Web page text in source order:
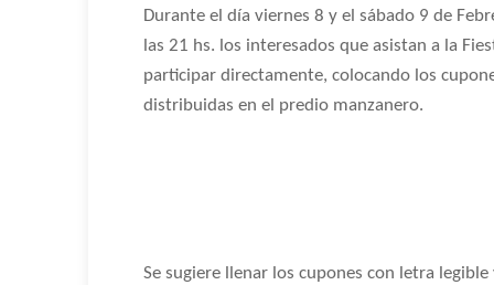
Durante el día viernes 8 y el sábado 9 de
las 21 hs. los interesados que asistan a la
participar directamente, colocando los
distribuidas en el predio manzanero.
Se sugiere llenar los cupones con letra legible